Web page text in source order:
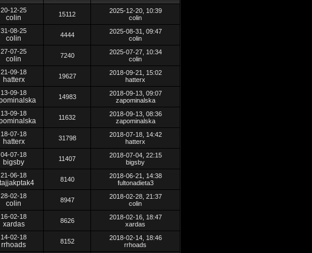
20-12-25
colin 15112
2025-12-20, 10:39
colin
31-08-25
colin 4444
2025-08-31, 09:47
colin
27-07-25
colin 7240
2025-07-27, 10:34
colin
21-09-18
hatterx 19627
2018-09-21, 15:02
hatterx
13-09-18
14983
2018-09-13, 09:07
zapominalska
13-09-18
11632
2018-09-13, 08:36
zapominalska
18-07-18
hatterx 31798
2018-07-18, 14:42
hatterx
04-07-18
bigsby 11407
2018-07-04, 22:15
bigsby
21-06-18
8140
2018-06-21, 14:38
fultonadieta3
28-02-18
colin 8947
2018-02-28, 21:37
colin
16-02-18
xardas 8626
2018-02-16, 18:47
xardas
14-02-18
rrhoads 8152
2018-02-14, 18:46
rrhoads